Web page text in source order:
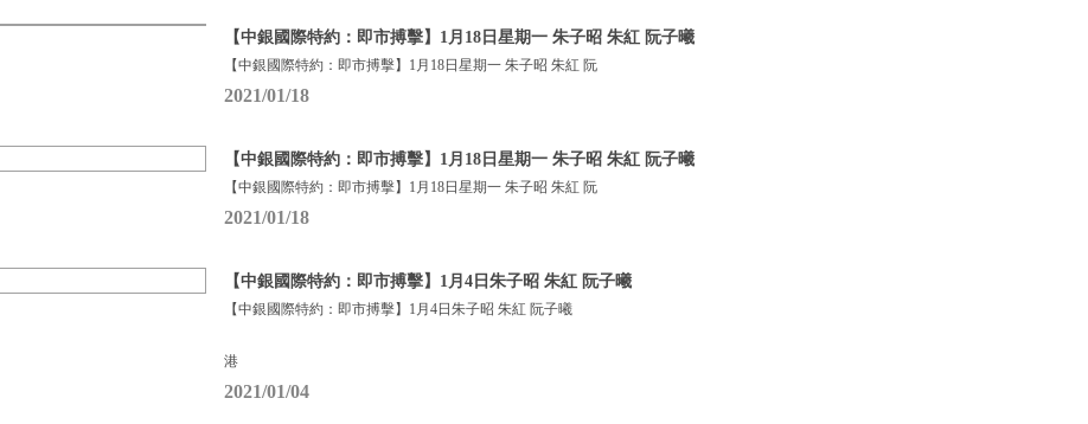
【中銀國際特約：即市搏擊】1月18日星期一 朱子昭 朱紅 阮子曦
【中銀國際特約：即市搏擊】1月18日星期一 朱子昭 朱紅 阮
2021/01/18
【中銀國際特約：即市搏擊】1月18日星期一 朱子昭 朱紅 阮子曦
【中銀國際特約：即市搏擊】1月18日星期一 朱子昭 朱紅 阮
2021/01/18
【中銀國際特約：即市搏擊】1月4日朱子昭 朱紅 阮子曦
【中銀國際特約：即市搏擊】1月4日朱子昭 朱紅 阮子曦
港
2021/01/04